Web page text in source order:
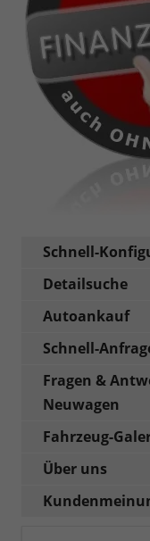
Schnell-
Detailsuche
Autoankauf
Schnell-
Fragen &
Neuwagen
Fahrzeug-
Über uns